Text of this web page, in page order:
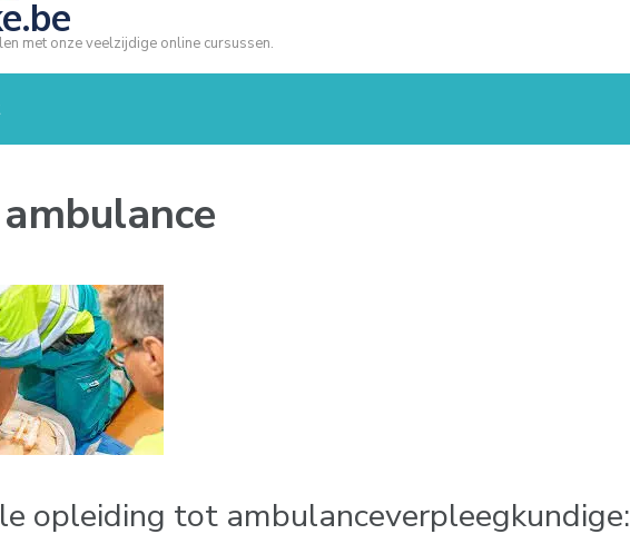
met onze veelzijdige online cursussen.
ambulance
opleiding tot ambulanceverpleegkundige: